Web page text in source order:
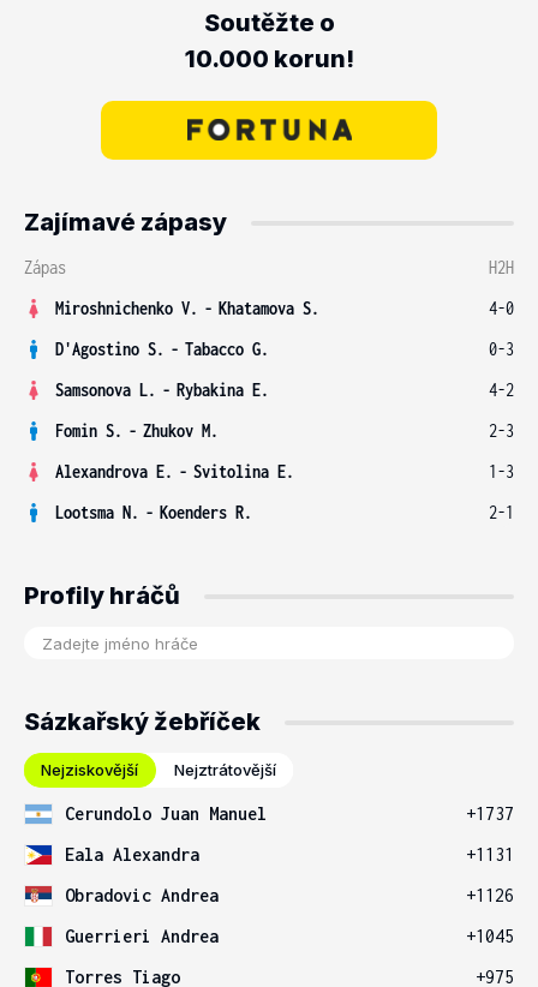
Soutěžte o
10.000 korun!
Zajímavé zápasy
Zápas
H2H
Miroshnichenko V. - Khatamova S.
4-0
D'Agostino S. - Tabacco G.
0-3
Samsonova L. - Rybakina E.
4-2
Fomin S. - Zhukov M.
2-3
Alexandrova E. - Svitolina E.
1-3
Lootsma N. - Koenders R. 2-1
Profily hráčů
Sázkařský žebříček
Nejziskovější Nejztrátovější
Cerundolo Juan Manuel
+1737
Eala Alexandra
+1131
Obradovic Andrea
+1126
Guerrieri Andrea
+1045
Torres Tiago
+975